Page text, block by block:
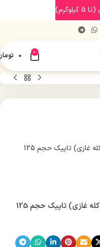
0
0
اسپری موس مو رنگی مدل 08 (سبز کله غازی) تاپیک حجم 125